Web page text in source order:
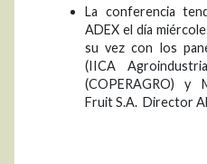
La conferencia
ADEX el día
su vez con los
(IICA
(COPERAGRO) y
Fruit S.A.  Director